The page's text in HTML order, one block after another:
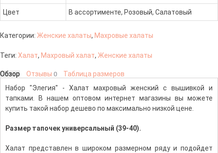
Цвет В ассортименте, Розовый, Салатовый
Категории: Женские халаты, Махровые халаты
Теги: Халат, Махровый халат, Женские халаты
Обзор Отзывы 0
Таблица размеров
Набор "Элегия" - Халат махровый женский с вышивкой и
тапками. В нашем оптовом интернет магазины вы можете
купить такой набор дешево по максимально низкой цене.
Размер тапочек универсальный (39-40).
Халат представлен в широком размерном ряду и подойдет